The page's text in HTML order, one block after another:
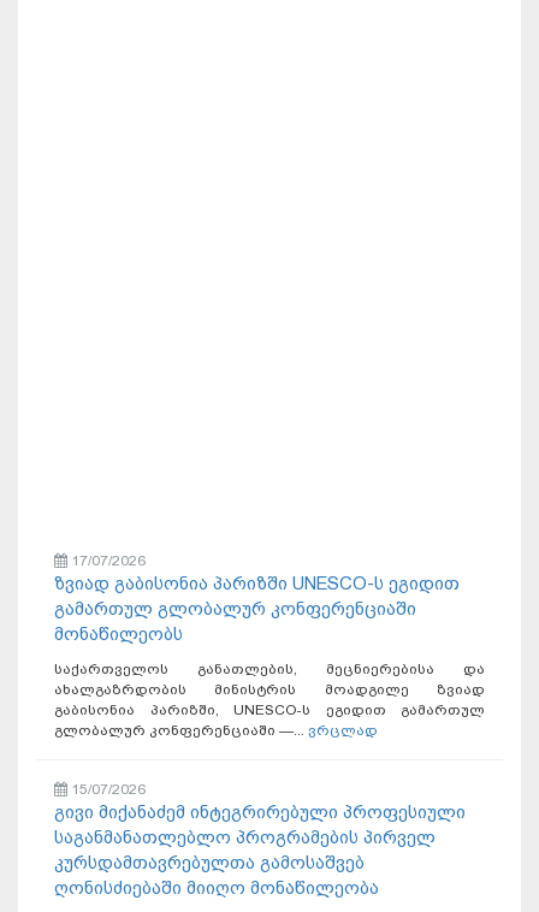
17/07/2026
ზვიად გაბისონია პარიზში UNESCO-ს ეგიდით
გამართულ გლობალურ კონფერენციაში
მონაწილეობს
საქართველოს განათლების, მეცნიერებისა და
ახალგაზრდობის მინისტრის მოადგილე ზვიად
გაბისონია პარიზში, UNESCO-ს ეგიდით გამართულ
გლობალურ კონფერენციაში —... ვრცლად
15/07/2026
გივი მიქანაძემ ინტეგრირებული პროფესიული
საგანმანათლებლო პროგრამების პირველ
კურსდამთავრებულთა გამოსაშვებ
ღონისძიებაში მიიღო მონაწილეობა